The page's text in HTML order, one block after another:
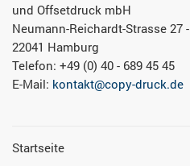
und Offsetdruck mbH
Neumann-Reichardt-Strasse 27
22041 Hamburg
Telefon: +49 (0) 40 - 689 45 45
E-Mail: kontakt@copy-druck.de
Startseite